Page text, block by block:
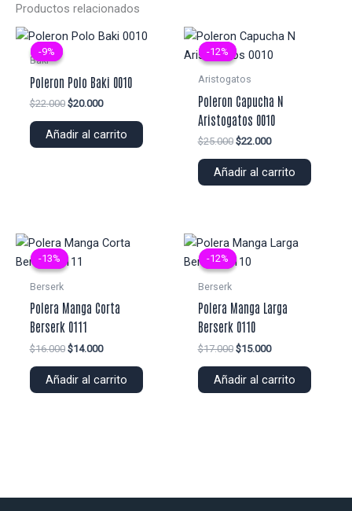
Productos relacionados
-9%
-9%
Baki
Poleron Polo Baki 0010
$22.000 El
original
$20.000El
actual
Añadir al carrito
-12%
-12%
Aristogatos
Poleron Capucha N
Aristogatos 0010
$25.000 El
original
$22.000El
actual
Añadir al carrito
-13%
-13%
Berserk
Polera Manga Corta
Berserk 0111
$16.000 El
original
$14.000El
actual
Añadir al carrito
-12%
-12%
Berserk
Polera Manga Larga
Berserk 0110
$17.000 El
original
$15.000El
actual
Añadir al carrito